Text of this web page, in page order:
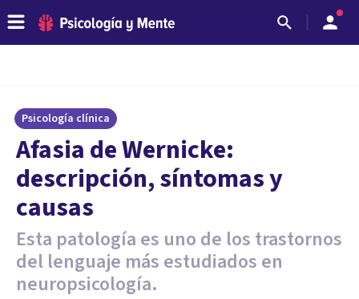
Psicología clínica
Afasia de Wernicke:
descripción, síntomas y
causas
Esta patología es uno de los trastornos
del lenguaje más estudiados en
neuropsicología.